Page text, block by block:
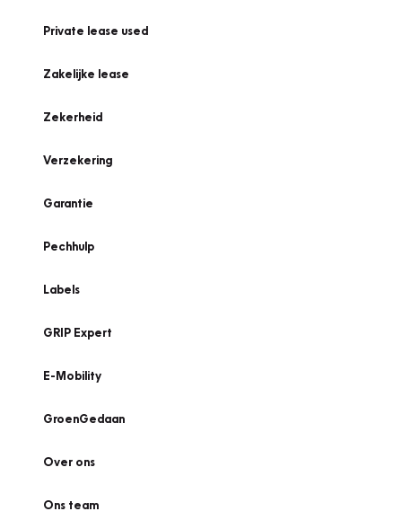
Private lease used
Zakelijke lease
Zekerheid
Verzekering
Garantie
Pechhulp
Labels
GRIP Expert
E-Mobility
GroenGedaan
Over ons
Ons team